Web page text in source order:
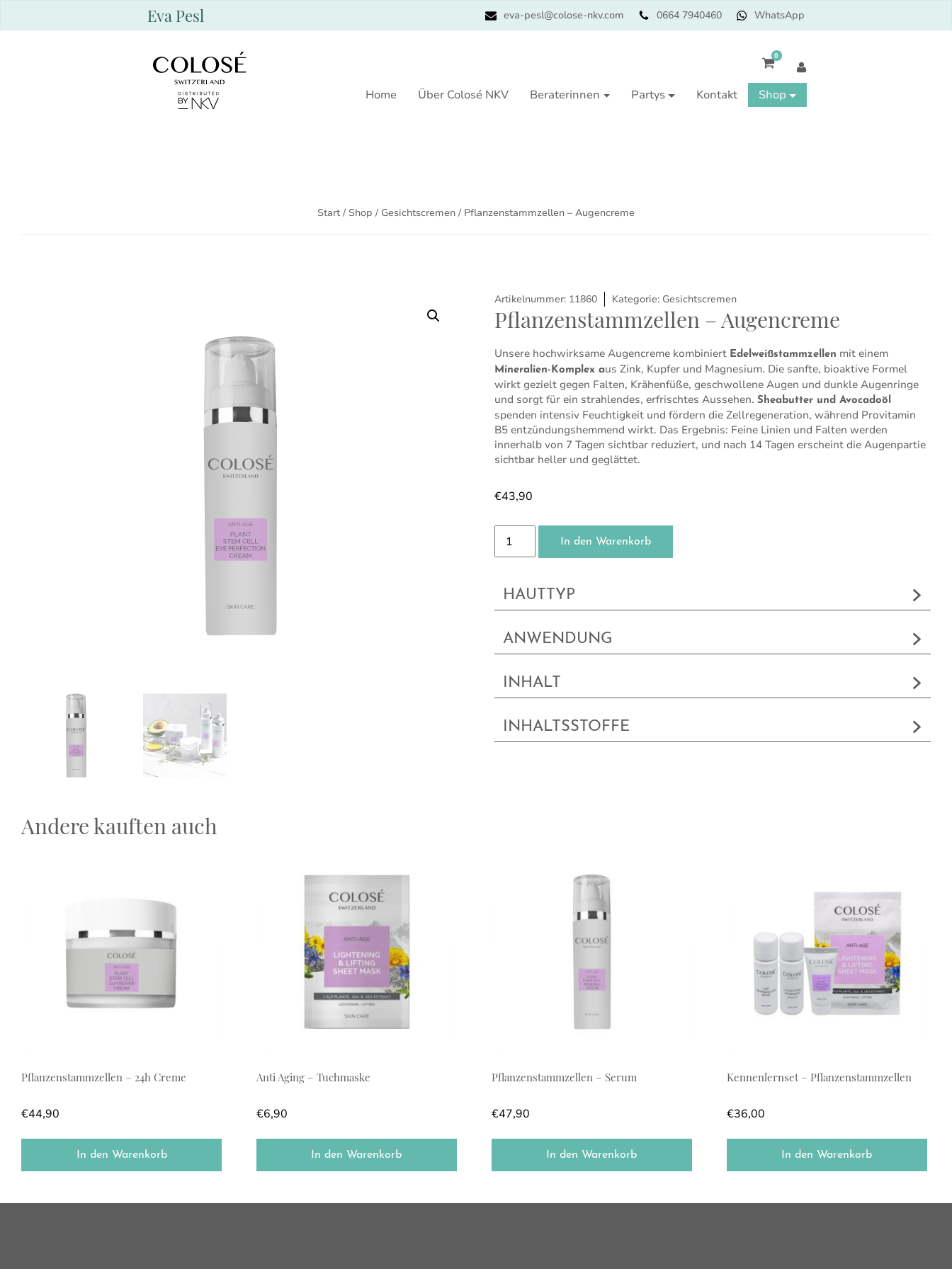
Eva Pesl eva-pesl@colose-nkv.com 0664 7940460 WhatsApp
0
Home Über Colosé NKV Beraterinnen Partys Kontakt Shop
Start/ Shop / Gesichtscremen / Pflanzenstammzellen – Augencreme
Artikelnummer: 11860 Kategorie: Gesichtscremen
Pflanzenstammzellen – Augencreme
Unsere hochwirksame Augencreme kombiniert Edelweißstammzellen mit einem
Mineralien-Komplex aus Zink, Kupfer und Magnesium. Die sanfte, bioaktive Formel
wirkt gezielt gegen Falten, Krähenfüße, geschwollene Augen und dunkle Augenringe
und sorgt für ein strahlendes, erfrischtes Aussehen. Sheabutter und Avocadoöl
spenden intensiv Feuchtigkeit und fördern die Zellregeneration, während Provitamin
B5 entzündungshemmend wirkt. Das Ergebnis: Feine Linien und Falten werden
innerhalb von 7 Tagen sichtbar reduziert, und nach 14 Tagen erscheint die Augenpartie
sichtbar heller und geglättet.
€43,90
Pflanzenstammzellen - Augencreme Menge
In den Warenkorb
HAUTTYP
ANWENDUNG
INHALT
INHALTSSTOFFE
Andere kauften auch
Pflanzenstammzellen – 24h Creme
€44,90
In den Warenkorb
Anti Aging – Tuchmaske
€6,90
In den Warenkorb
Pflanzenstammzellen – Serum
€47,90
In den Warenkorb
Kennenlernset – Pflanzenstammzellen
€36,00
In den Warenkorb